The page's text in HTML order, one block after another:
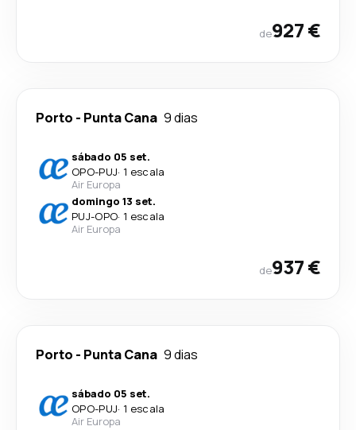
de927 €
Porto - Punta Cana 9 dias
sábado 05 set.
OPO-PUJ· 1 escala
Air Europa
domingo 13 set.
PUJ-OPO· 1 escala
Air Europa
de937 €
Porto - Punta Cana 9 dias
sábado 05 set.
OPO-PUJ· 1 escala
Air Europa